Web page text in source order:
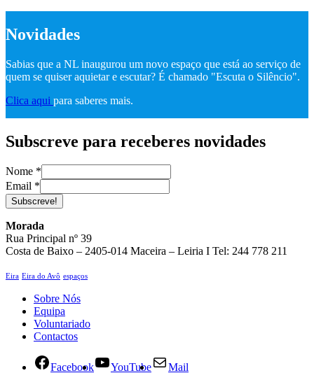
Novidades
Sabias que a NL inaugurou um novo espaço que está ao serviço de
quem se quiser aquietar e escutar? É chamado "Escuta o Silêncio".
Clica aqui para saberes mais.
Subscreve para receberes novidades
Nome *
Email *
Subscreve!
Morada
Rua Principal nº 39
Costa de Baixo – 2405-014 Maceira – Leiria I Tel: 244 778 211
Eira Eira do Avô espaços
Sobre Nós
Equipa
Voluntariado
Contactos
Facebook YouTube Mail